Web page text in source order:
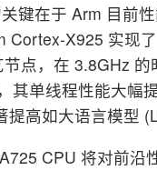
键在于 Arm 目前
Cortex-X925 实现
点，在 3.8GHz
其单线程性能大幅
高如大语言模型
CPU 将对前沿